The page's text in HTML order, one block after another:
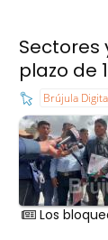
plazo de
Brújula
Los